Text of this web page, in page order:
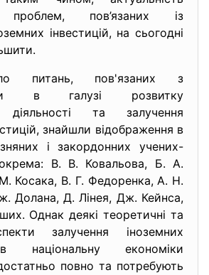
проблем, пов’язаних із
інвестицій, на сьогодні
питань, пов'язаних з
в галузі розвитку
діяльності та залучення
знайшли відображення в
і закордонних учених-
В. В. Ковальова, Б. А.
Косака, В. Г. Федоренка, А. Н.
Долана, Д. Лінея, Дж. Кейнса,
Однак деякі теоретичні та
залучення іноземних
національну економіки
повно та потребують